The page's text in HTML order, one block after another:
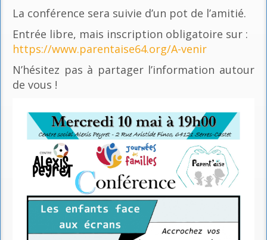
La conférence sera suivie d’un pot de l’amitié.
Entrée libre, mais inscription obligatoire sur :
https://www.parentaise64.org/A-venir
N’hésitez pas à partager l’information autour
de vous !